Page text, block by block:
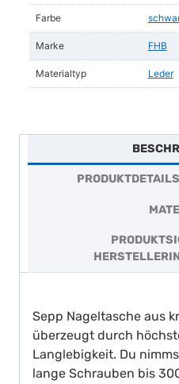
Farbe
Marke FHB
Materialtyp Leder
Sepp Nageltasche aus
überzeugt durch
Langlebigkeit. Du
lange Schrauben bis